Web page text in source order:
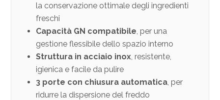
la conservazione ottimale degli ingredienti
freschi
Capacità GN compatibile , per una
gestione flessibile dello spazio interno
Struttura in acciaio inox , resistente,
igienica e facile da pulire
3 porte con chiusura automatica , per
ridurre la dispersione del freddo